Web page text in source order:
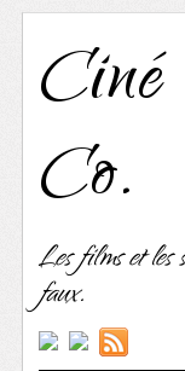
Co.
Les films et
faux.